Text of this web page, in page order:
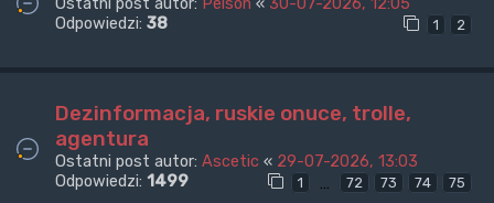
Odpowiedzi: 38 1 2
Dezinformacja, ruskie onuce, trolle,
agentura
Ostatni post autor: Ascetic « 29-07-2026, 13:03
Odpowiedzi: 1499 1 72 73 74 75